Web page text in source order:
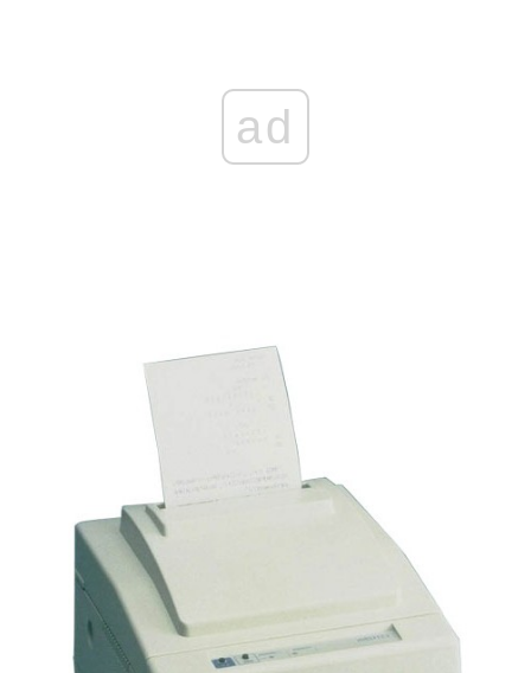
ad